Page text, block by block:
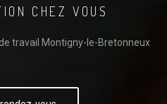
CHEZ VOUS
travail Montigny-le-Bretonneux